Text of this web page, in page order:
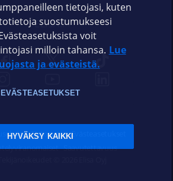
ELISA.FI
Tietosuoja Evästeasetukset
Saavutettavuus
tietojasi, kuten
suostumukseesi
voit
milloin tahansa. Lue
ja evästeistä.
EVÄSTEASETUKSET
HYVÄKSY KAIKKI